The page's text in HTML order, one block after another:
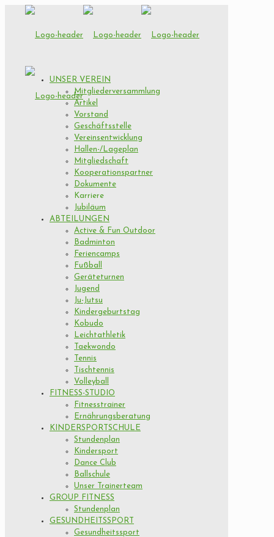
UNSER VEREIN
Mitgliederversammlung
Artikel
Vorstand
Geschäftsstelle
Vereinsentwicklung
Hallen-/Lageplan
Mitgliedschaft
Kooperationspartner
Dokumente
Karriere
Jubiläum
ABTEILUNGEN
Active & Fun Outdoor
Badminton
Feriencamps
Fußball
Geräteturnen
Jugend
Ju-Jutsu
Kindergeburtstag
Kobudo
Leichtathletik
Taekwondo
Tennis
Tischtennis
Volleyball
FITNESS-STUDIO
Fitnesstrainer
Ernährungsberatung
KINDERSPORTSCHULE
Stundenplan
Kindersport
Dance Club
Ballschule
Unser Trainerteam
GROUP FITNESS
Stundenplan
GESUNDHEITSSPORT
Gesundheitssport